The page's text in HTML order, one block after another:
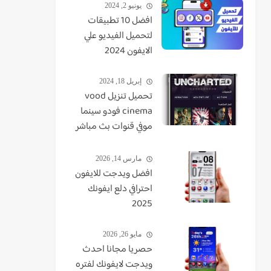
يونيو 2, 2024
افضل 10 تطبيقات
لتحميل الفيديو علي
الايفون 2024
إبريل 18, 2024
تحميل تنزيل vood
cinema فودو سينما
موفي قنوات بث مباشر
مارس 14, 2026
افضل ويدجت للايفون
احترافي دلع ايفونك
2025
مايو 26, 2026
حصريا مجانا احدث
ويدجت لايفونك لفتره